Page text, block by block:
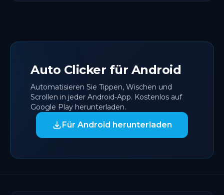
Auto Clicker für Android
Automatisieren Sie Tippen, Wischen und
Scrollen in jeder Android-App. Kostenlos auf
Google Play herunterladen.
Für Android herunterladen